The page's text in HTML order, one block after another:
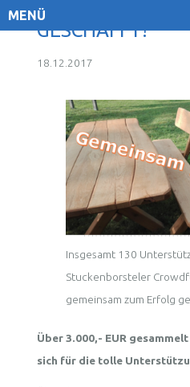
MENÜ
GESCHAFFT!
18.12.2017
Insgesamt 130
Stuckenborsteler
gemeinsam zum Erfolg
Über 3.000,- EUR
sich für die tolle